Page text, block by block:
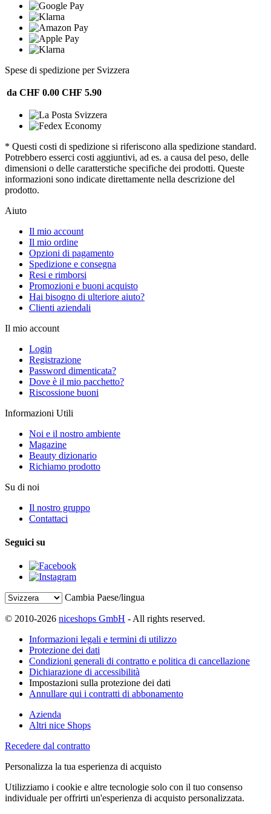
Spese di spedizione per Svizzera
da CHF 0.00 CHF 5.90
* Questi costi di spedizione si riferiscono alla spedizione standard.
Potrebbero esserci costi aggiuntivi, ad es. a causa del peso, delle
dimensioni o delle caratterstiche specifiche dei prodotti. Queste
informazioni sono indicate direttamente nella descrizione del
prodotto.
Aiuto
Il mio account
Il mio ordine
Opzioni di pagamento
Spedizione e consegna
Resi e rimborsi
Promozioni e buoni acquisto
Hai bisogno di ulteriore aiuto?
Clienti aziendali
Il mio account
Login
Registrazione
Password dimenticata?
Dove è il mio pacchetto?
Riscossione buoni
Informazioni Utili
Noi e il nostro ambiente
Magazine
Beauty dizionario
Richiamo prodotto
Su di noi
Il nostro gruppo
Contattaci
Seguici su
Cambia Paese/lingua
© 2010-2026 niceshops GmbH - All rights reserved.
Informazioni legali e termini di utilizzo
Protezione dei dati
Condizioni generali di contratto e politica di cancellazione
Dichiarazione di accessibilità
Impostazioni sulla protezione dei dati
Annullare qui i contratti di abbonamento
Azienda
Altri nice Shops
Recedere dal contratto
Personalizza la tua esperienza di acquisto
Utilizziamo i cookie e altre tecnologie solo con il tuo consenso
individuale per offrirti un'esperienza di acquisto personalizzata.